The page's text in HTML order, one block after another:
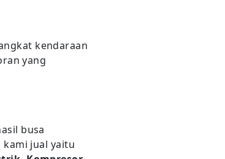
kendaraan
yang
busa
kami jual yaitu